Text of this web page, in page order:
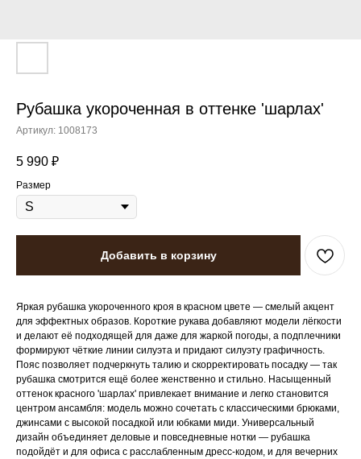
Рубашка укороченная в оттенке 'шарлах'
Артикул: 1008173
5 990 ₽
Размер
Добавить в корзину
Яркая рубашка укороченного кроя в красном цвете — смелый акцент
для эффектных образов. Короткие рукава добавляют модели лёгкости
и делают её подходящей для даже для жаркой погоды, а подплечники
формируют чёткие линии силуэта и придают силуэту графичность.
Пояс позволяет подчеркнуть талию и скорректировать посадку — так
рубашка смотрится ещё более женственно и стильно. Насыщенный
оттенок красного 'шарлах' привлекает внимание и легко становится
центром ансамбля: модель можно сочетать с классическими брюками,
джинсами с высокой посадкой или юбками миди. Универсальный
дизайн объединяет деловые и повседневные нотки — рубашка
подойдёт и для офиса с расслабленным дресс‑кодом, и для вечерних